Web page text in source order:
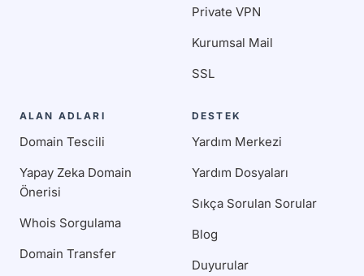
Private VPN
Kurumsal Mail
SSL
ALAN ADLARI
Domain Tescili
Yapay Zeka Domain
Önerisi
Whois Sorgulama
Domain Transfer
DESTEK
Yardım Merkezi
Yardım Dosyaları
Sıkça Sorulan Sorular
Blog
Duyurular